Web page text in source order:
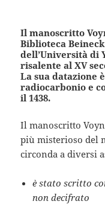
Il manoscritto
Biblioteca
dell’Università di
risalente al XV
La sua datazione
radiocarbonio e
il 1438.
Il manoscritto
più misterioso del
circonda a diversi
è stato scritto
non decifrato